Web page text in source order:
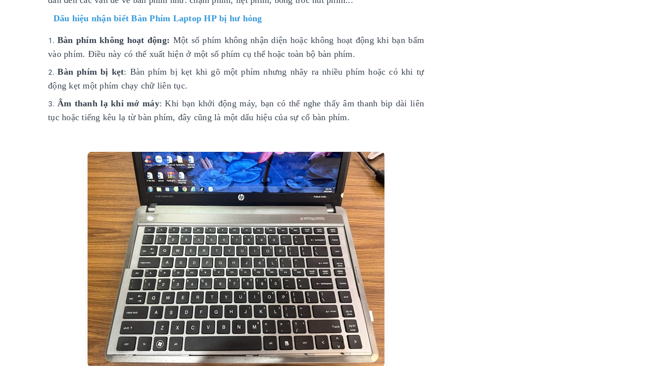
Dấu hiệu nhận biết Bàn Phím Laptop HP bị hư hỏng
Bàn phím không hoạt động: Một số phím không nhận diện hoặc không hoạt động khi bạn bấm
vào phím. Điều này có thể xuất hiện ở một số phím cụ thể hoặc toàn bộ bàn phím.
Bàn phím bị kẹt: Bàn phím bị kẹt khi gõ một phím nhưng nhãy ra nhiều phím hoặc có khi tự
động kẹt một phím chạy chữ liên tục.
Âm thanh lạ khi mở máy: Khi bạn khởi động máy, bạn có thể nghe thấy âm thanh bip dài liên
tục hoặc tiếng kêu lạ từ bàn phím, đây cũng là một dấu hiệu của sự cố bàn phím.